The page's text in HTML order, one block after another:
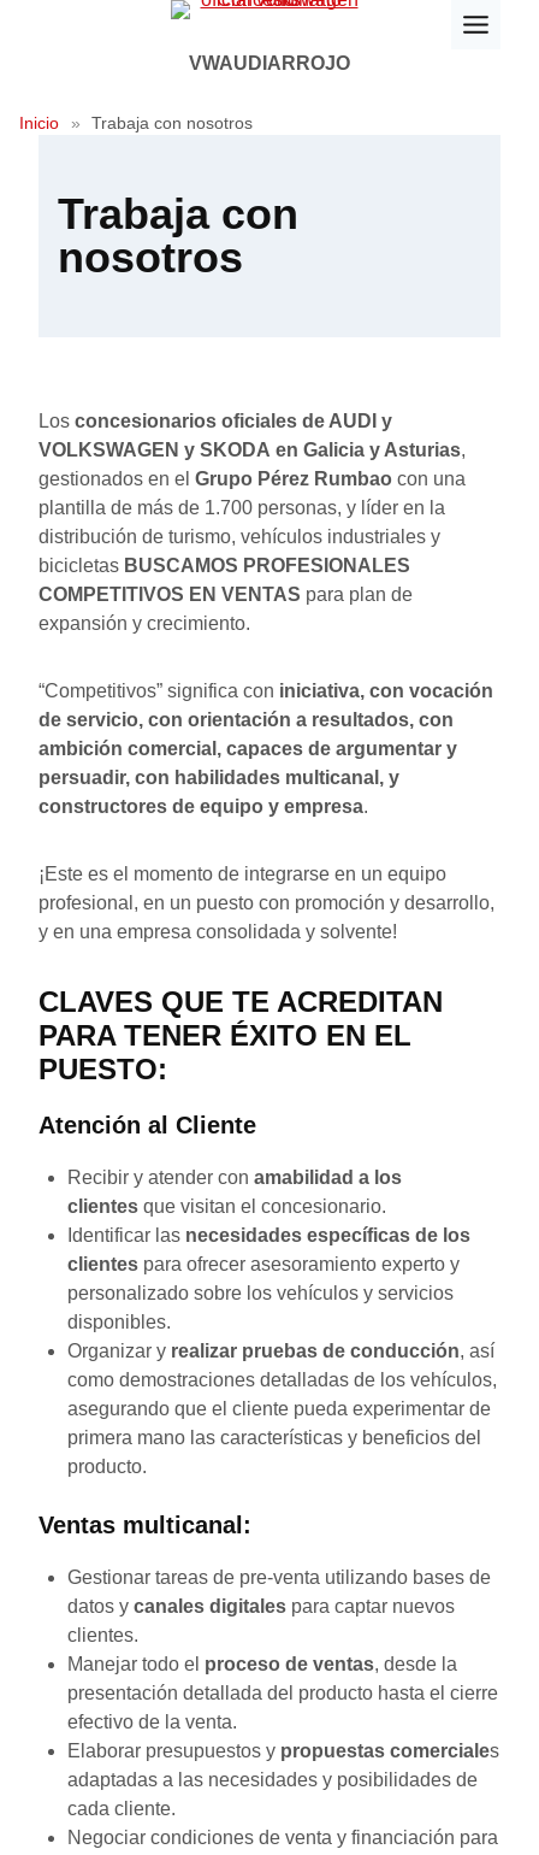
VWAUDIARROJO
Inicio » Trabaja con nosotros
Trabaja con
nosotros
Los concesionarios oficiales de AUDI y
VOLKSWAGEN y SKODA en Galicia y Asturias,
gestionados en el Grupo Pérez Rumbao con una
plantilla de más de 1.700 personas, y líder en la
distribución de turismo, vehículos industriales y
bicicletas BUSCAMOS PROFESIONALES
COMPETITIVOS EN VENTAS para plan de
expansión y crecimiento.
“Competitivos” significa con iniciativa, con vocación
de servicio, con orientación a resultados, con
ambición comercial, capaces de argumentar y
persuadir, con habilidades multicanal, y
constructores de equipo y empresa.
¡Este es el momento de integrarse en un equipo
profesional, en un puesto con promoción y desarrollo,
y en una empresa consolidada y solvente!
CLAVES QUE TE ACREDITAN
PARA TENER ÉXITO EN EL
PUESTO:
Atención al Cliente
Recibir y atender con amabilidad a los
clientes que visitan el concesionario.
Identificar las necesidades específicas de los
clientes para ofrecer asesoramiento experto y
personalizado sobre los vehículos y servicios
disponibles.
Organizar y realizar pruebas de conducción, así
como demostraciones detalladas de los vehículos,
asegurando que el cliente pueda experimentar de
primera mano las características y beneficios del
producto.
Ventas multicanal:
Gestionar tareas de pre-venta utilizando bases de
datos y canales digitales para captar nuevos
clientes.
Manejar todo el proceso de ventas, desde la
presentación detallada del producto hasta el cierre
efectivo de la venta.
Elaborar presupuestos y propuestas comerciales
adaptadas a las necesidades y posibilidades de
cada cliente.
Negociar condiciones de venta y financiación para